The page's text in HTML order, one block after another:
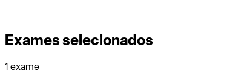
Exames selecionados
1 exame